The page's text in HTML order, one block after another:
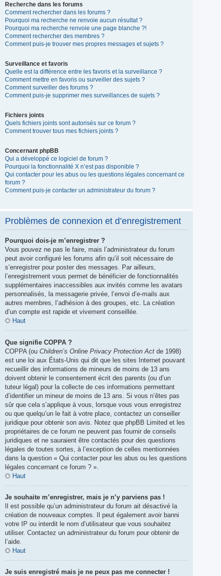
Recherche dans les forums
Comment rechercher dans les forums ?
Pourquoi ma recherche ne renvoie aucun résultat ?
Pourquoi ma recherche renvoie une page blanche ?!
Comment rechercher des membres ?
Comment puis-je trouver mes propres messages et sujets ?
Surveillance et favoris
Quelle est la différence entre les favoris et la surveillance ?
Comment mettre en favoris ou surveiller des sujets ?
Comment surveiller des forums ?
Comment puis-je supprimer mes surveillances de sujets ?
Fichiers joints
Quels fichiers joints sont autorisés sur ce forum ?
Comment trouver tous mes fichiers joints ?
Concernant phpBB
Qui a développé ce logiciel de forum ?
Pourquoi la fonctionnalité X n’est pas disponible ?
Qui contacter pour les abus ou les questions légales concernant ce
forum ?
Comment puis-je contacter un administrateur du forum ?
Problèmes de connexion et d’enregistrement
Pourquoi dois-je m’enregistrer ?
Vous pouvez ne pas le faire, mais l’administrateur du forum
peut avoir configuré les forums afin qu’il soit nécessaire de
s’enregistrer pour poster des messages. Par ailleurs,
l’enregistrement vous permet de bénéficier de fonctionnalités
supplémentaires inaccessibles aux invités comme les avatars
personnalisés, la messagerie privée, l’envoi d’e-mails aux
autres membres, l’adhésion à des groupes, etc. La création
d’un compte est rapide et vivement conseillée.
Haut
Que signifie COPPA ?
COPPA (ou Children’s Online Privacy Protection Act de 1998)
est une loi aux États-Unis qui dit que les sites Internet pouvant
recueillir des informations de mineurs de moins de 13 ans
doivent obtenir le consentement écrit des parents (ou d’un
tuteur légal) pour la collecte de ces informations permettant
d’identifier un mineur de moins de 13 ans. Si vous n’êtes pas
sûr que cela s’applique à vous, lorsque vous vous enregistrez
ou que quelqu’un le fait à votre place, contactez un conseiller
juridique pour obtenir son avis. Notez que phpBB Limited et les
propriétaires de ce forum ne peuvent pas fournir de conseils
juridiques et ne sauraient être contactés pour des questions
légales de toutes sortes, à l’exception de celles mentionnées
dans la question « Qui contacter pour les abus ou les questions
légales concernant ce forum ? ».
Haut
Je souhaite m’enregistrer, mais je n’y parviens pas !
Il est possible qu’un administrateur du forum ait désactivé la
création de nouveaux comptes. Il peut également avoir banni
votre IP ou interdit le nom d’utilisateur que vous souhaitez
utiliser. Contactez un administrateur du forum pour obtenir de
l’aide.
Haut
Je suis enregistré mais je ne peux pas me connecter !